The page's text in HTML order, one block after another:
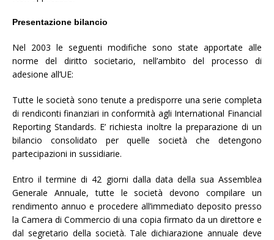
Presentazione bilancio
Nel 2003 le seguenti modifiche sono state apportate alle
norme del diritto societario, nell’ambito del processo di
adesione all’UE:
Tutte le società sono tenute a predisporre una serie completa
di rendiconti finanziari in conformità agli International Financial
Reporting Standards. E’ richiesta inoltre la preparazione di un
bilancio consolidato per quelle società che detengono
partecipazioni in sussidiarie.
Entro il termine di 42 giorni dalla data della sua Assemblea
Generale Annuale, tutte le società devono compilare un
rendimento annuo e procedere all’immediato deposito presso
la Camera di Commercio di una copia firmato da un direttore e
dal segretario della società. Tale dichiarazione annuale deve